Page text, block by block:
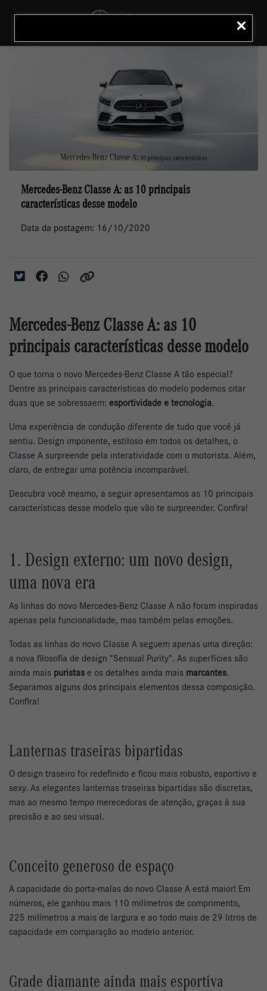
LIGAR
Mercedes-Benz Classe A: as 10 principais
características desse modelo
Data da postagem: 16/10/2020
Mercedes-Benz Classe A: as 10
principais características desse modelo
O que torna o novo Mercedes-Benz Classe A tão especial?
Dentre as principais características do modelo podemos citar
duas que se sobressaem: esportividade e tecnologia.
Uma experiência de condução diferente de tudo que você já
sentiu. Design imponente, estiloso em todos os detalhes, o
Classe A surpreende pela interatividade com o motorista. Além,
claro, de entregar uma potência incomparável.
Descubra você mesmo, a seguir apresentamos as 10 principais
características desse modelo que vão te surpreender. Confira!
1. Design externo: um novo design,
uma nova era
As linhas do novo Mercedes-Benz Classe A não foram inspiradas
apenas pela funcionalidade, mas também pelas emoções.
Todas as linhas do novo Classe A seguem apenas uma direção:
a nova filosofia de design "Sensual Purity". As superfícies são
ainda mais puristas e os detalhes ainda mais marcantes.
Separamos alguns dos principais elementos dessa composição.
Confira!
Lanternas traseiras bipartidas
O design traseiro foi redefinido e ficou mais robusto, esportivo e
sexy. As elegantes lanternas traseiras bipartidas são discretas,
mas ao mesmo tempo merecedoras de atenção, graças à sua
precisão e ao seu visual.
Conceito generoso de espaço
A capacidade do porta-malas do novo Classe A está maior! Em
números, ele ganhou mais 110 milímetros de comprimento,
225 milímetros a mais de largura e ao todo mais de 29 litros de
capacidade em comparação ao modelo anterior.
Grade diamante ainda mais esportiva